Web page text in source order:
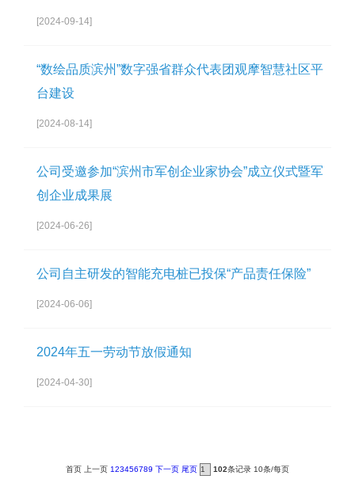
[2024-09-14]
“数绘品质滨州”数字强省群众代表团观摩智慧社区平
台建设
[2024-08-14]
公司受邀参加“滨州市军创企业家协会”成立仪式暨军
创企业成果展
[2024-06-26]
公司自主研发的智能充电桩已投保“产品责任保险”
[2024-06-06]
2024年五一劳动节放假通知
[2024-04-30]
首页 上一页 123456789 下一页 尾页 102条记录 10条/每页